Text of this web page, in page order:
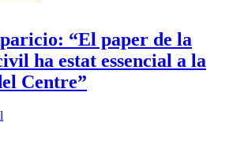
“El paper de la
ha estat essencial a la
Centre”